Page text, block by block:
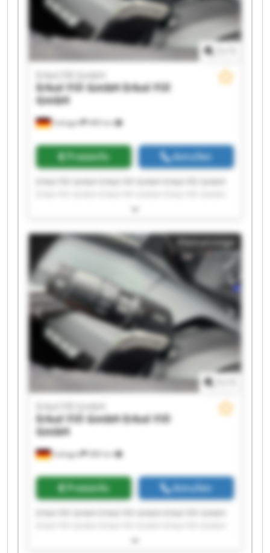
Solingen 489 km
Erkol Fill GmbH
Erkol Fill GmbHErkol Fill
GmbH
Preisinfo Anrufen
Erkol Fill GmbH Erkol Fill GmbH Erkol Fill GmbH
Erkol Fill GmbH Erkol Fill GmbH Erkol Fill GmbH
Erkol Fill GmbH Erkol Fill GmbH Erkol Fill GmbH
Erkol Fill GmbH Erkol Fill GmbH Erkol Fill GmbH
Erkol Fill GmbH Erkol Fill GmbH
Kleinanzeige
Solingen 489 km
Erkol Fill GmbH
Erkol Fill GmbHErkol Fill
GmbH
Preisinfo Anrufen
Erkol Fill GmbH Erkol Fill GmbH Erkol Fill GmbH
Erkol Fill GmbH Erkol Fill GmbH Erkol Fill GmbH